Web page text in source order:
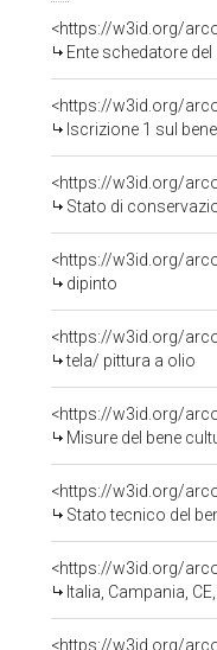
<https://w3id.org/
Ente schedatore
<https://w3id.org/
Iscrizione 1 sul
<https://w3id.org/
Stato di
<https://w3id.org/
dipinto
<https://w3id.org/
tela/ pittura a olio
<https://w3id.org/
Misure del bene
<https://w3id.org/
Stato tecnico del
<https://w3id.org/
Italia, Campania,
<https://w3id.org/